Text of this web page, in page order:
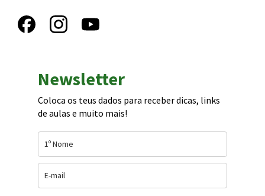
Newsletter
Coloca os teus dados para receber dicas, links
de aulas e muito mais!